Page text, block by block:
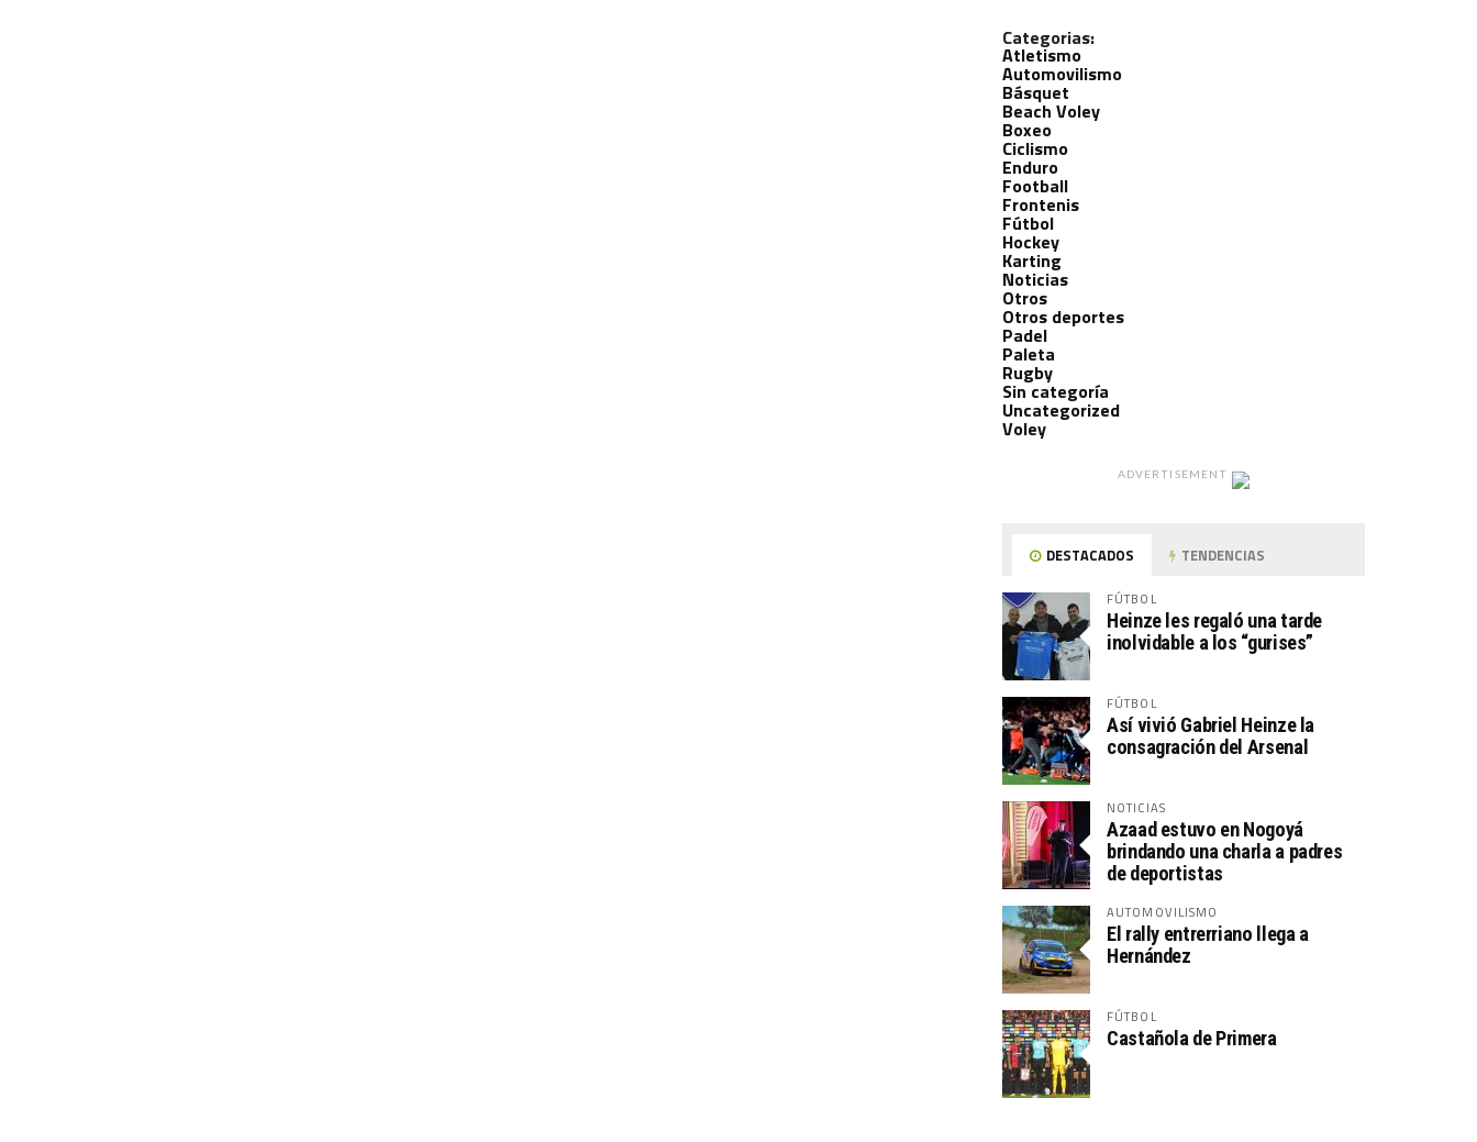
Categorias:
Atletismo
Automovilismo
Básquet
Beach Voley
Boxeo
Ciclismo
Enduro
Football
Frontenis
Fútbol
Hockey
Karting
Noticias
Otros
Otros deportes
Padel
Paleta
Rugby
Sin categoría
Uncategorized
Voley
ADVERTISEMENT
DESTACADOS TENDENCIAS
FÚTBOL
Heinze les regaló una tarde
inolvidable a los “gurises”
FÚTBOL
Así vivió Gabriel Heinze la
consagración del Arsenal
NOTICIAS
Azaad estuvo en Nogoyá
brindando una charla a padres
de deportistas
AUTOMOVILISMO
El rally entrerriano llega a
Hernández
FÚTBOL
Castañola de Primera